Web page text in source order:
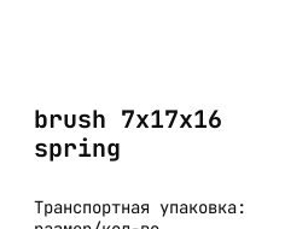
brush 7x17x16
spring
Транспортная упаковка: